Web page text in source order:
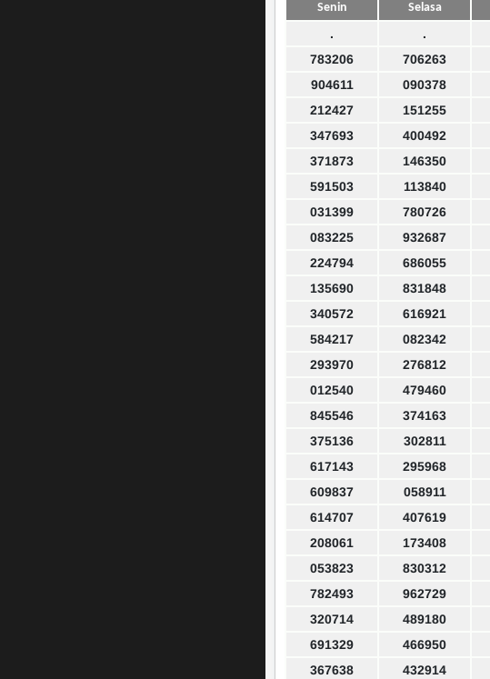
Senin Selasa
. .
783206
706263
904611
090378
212427
151255
347693
400492
371873
146350
591503
113840
031399
780726
083225
932687
224794
686055
135690
831848
340572
616921
584217
082342
293970
276812
012540
479460
845546
374163
375136
302811
617143
295968
609837
058911
614707
407619
208061
173408
053823
830312
782493
962729
320714
489180
691329
466950
367638
432914